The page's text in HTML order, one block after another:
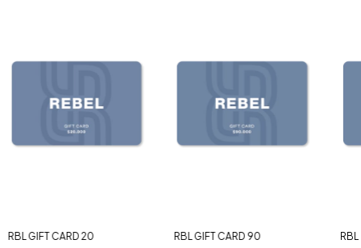
RBL GIFT CARD 20 RBL GIFT CARD 90